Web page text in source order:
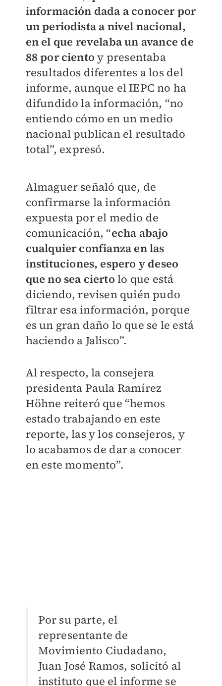
información dada a conocer por
un periodista a nivel nacional,
en el que revelaba un avance de
88 por cientoy presentaba
resultados diferentes a los del
informe, aunque el IEPC no ha
difundido la información, “no
entiendo cómo en un medio
nacional publican el resultado
total”, expresó.
Almaguer señaló que, de
confirmarse la información
expuesta por el medio de
comunicación, “echa abajo
cualquier confianza en las
instituciones, espero y deseo
que no sea cierto lo que está
diciendo, revisen quién pudo
filtrar esa información, porque
es un gran daño lo que se le está
haciendo a Jalisco”.
Al respecto, la consejera
presidenta Paula Ramírez
Höhne reiteró que “hemos
estado trabajando en este
reporte, las y los consejeros, y
lo acabamos de dar a conocer
en este momento”.
Por su parte, el
representante de
Movimiento Ciudadano,
Juan José Ramos, solicitó al
instituto que el informe se